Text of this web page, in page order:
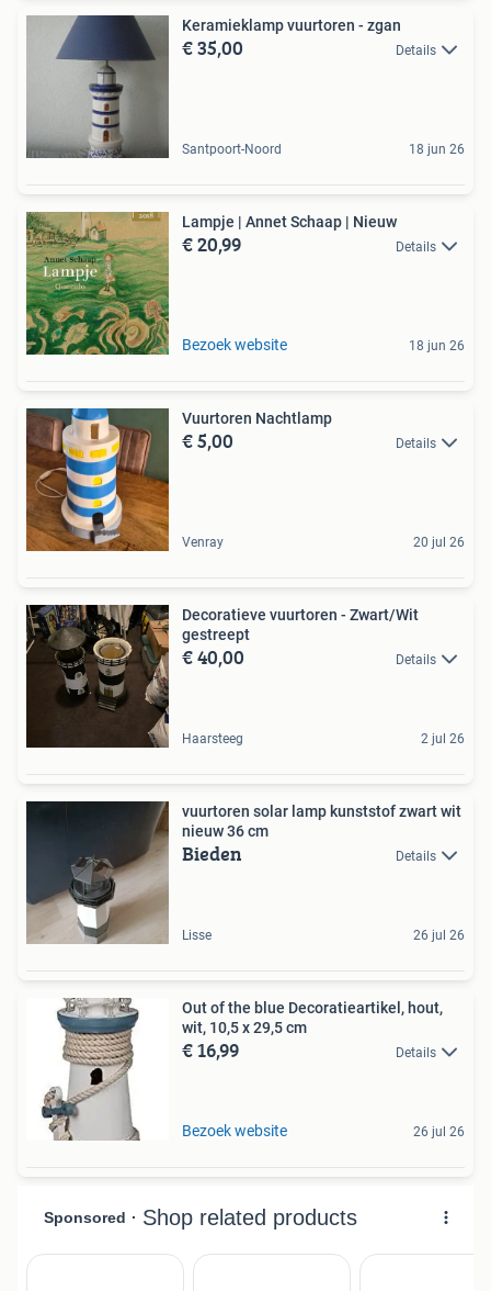
Keramieklamp vuurtoren - zgan
€ 35,00 Details
Santpoort-Noord 18 jun 26
Lampje | Annet Schaap | Nieuw
€ 20,99 Details
Bezoek website 18 jun 26
Vuurtoren Nachtlamp
€ 5,00 Details
Venray 20 jul 26
Decoratieve vuurtoren - Zwart/Wit
gestreept
€ 40,00 Details
Haarsteeg 2 jul 26
vuurtoren solar lamp kunststof zwart wit
nieuw 36 cm
Bieden Details
Lisse 26 jul 26
Out of the blue Decoratieartikel, hout,
wit, 10,5 x 29,5 cm
€ 16,99 Details
Bezoek website 26 jul 26